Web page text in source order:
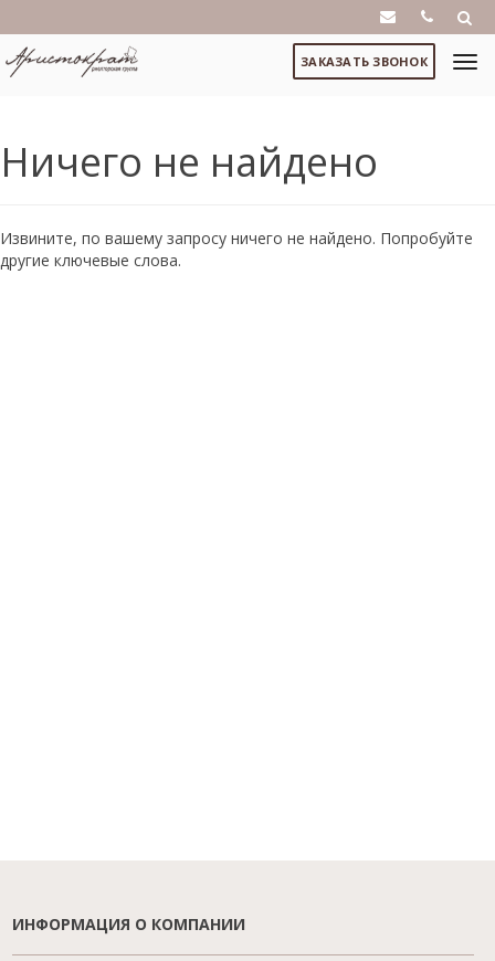
ЗАКАЗАТЬ ЗВОНОК
Ничего не найдено
Извините, по вашему запросу ничего не найдено. Попробуйте
другие ключевые слова.
ИНФОРМАЦИЯ О КОМПАНИИ